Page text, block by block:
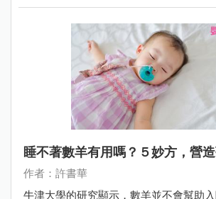
睡不著數羊有用嗎？５妙方，營
作者：許書華
牛津大學的研究顯示，數羊並不會幫助